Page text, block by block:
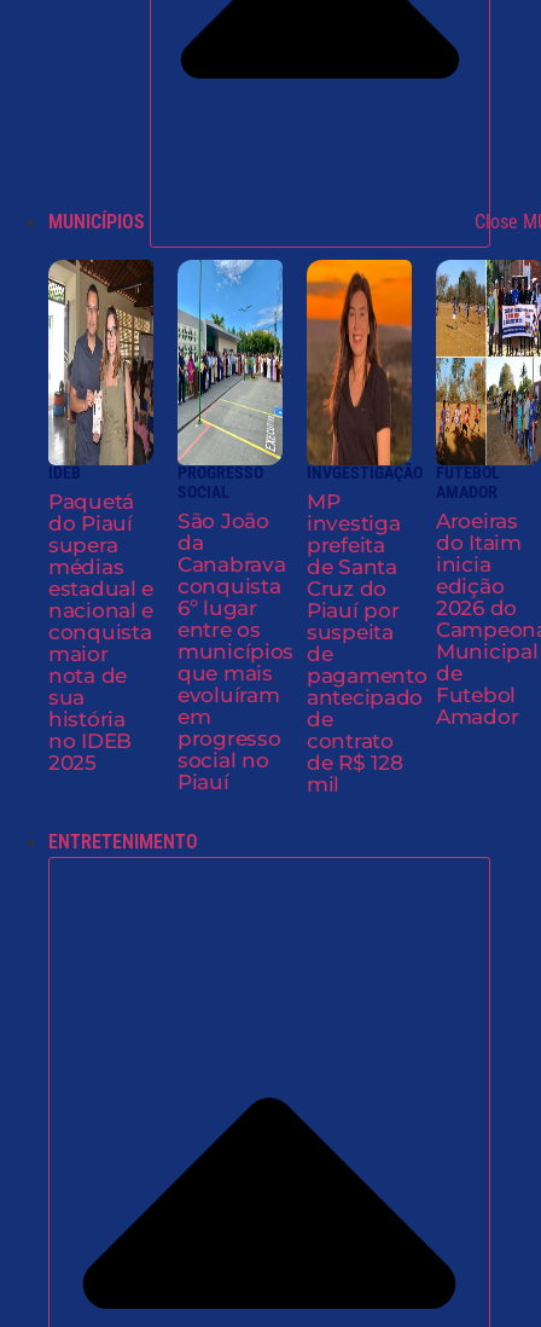
MUNICÍPIOS Close
IDEB
Paquetá
do Piauí
supera
médias
estadual e
nacional e
conquista
maior
nota de
sua
história
no IDEB
2025
PROGRESSO
SOCIAL
São João
da
Canabrava
conquista
6º lugar
entre os
municípios
que mais
evoluíram
em
progresso
social no
Piauí
INVGESTIGAÇÃO
MP
investiga
prefeita
de Santa
Cruz do
Piauí por
suspeita
de
pagamento
antecipado
de
contrato
de R$ 128
mil
FUTEBOL
AMADOR
Aroeiras
do Itaim
inicia
edição
2026 do
Municipal
de
Futebol
Amador
ENTRETENIMENTO